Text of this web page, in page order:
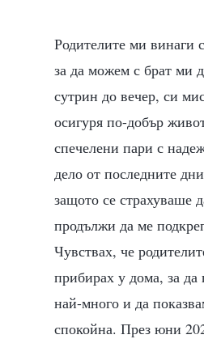
Родителите ми винаги
за да можем с брат ми
сутрин до вечер, си
осигуря по-добър
спечелени пари с
дело от последните
защото се страхуваше
продължи да ме
Чувствах, че
прибирах у дома, за да
най-много и да
спокойна. През юни